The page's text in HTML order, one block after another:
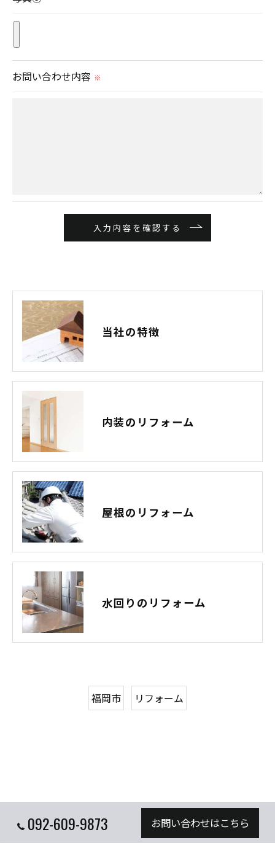
ご本人である事を確認のうえ、対応させて頂きま
きにつきましては、お電話でお問合せ下さい。
お問い合わせ内容 ※
当社の特徴
内装のリフォーム
屋根のリフォーム
水回りのリフォーム
福岡市 リフォーム
092-609-9873 お問い合わせはこちら